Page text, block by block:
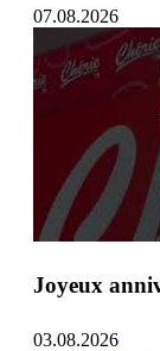
07.08.2026
Joyeux
03.08.2026